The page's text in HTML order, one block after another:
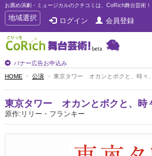
お薦め演劇・ミュージカルのクチコミは、CoRich舞台芸術！
T
o
g
g
e
n
a
v
i
g
地域選択 ログイン 会員登録
バナー広告お申込み
HOME 公演 東京タワー オカンとボクと、時々
東京タワー オカンとボクと、時
原作:リリー・フランキー